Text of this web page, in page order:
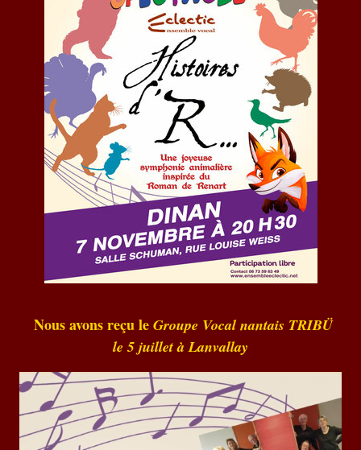
Nous avons reçu le Groupe Vocal nantais TRIBÜ
le 5 juillet à Lanvallay